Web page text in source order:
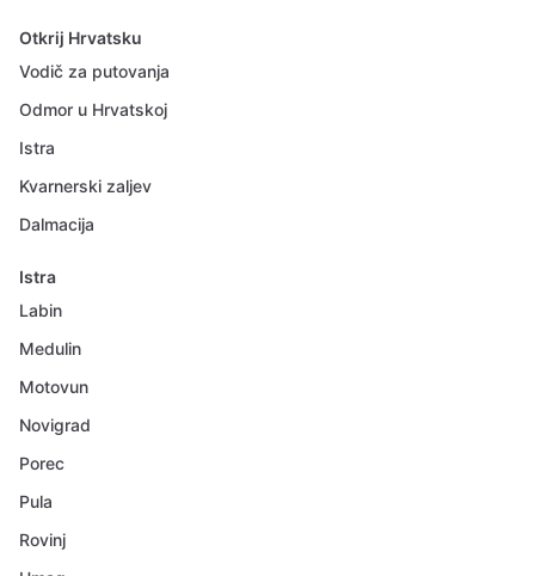
Otkrij Hrvatsku
Vodič za putovanja
Odmor u Hrvatskoj
Istra
Kvarnerski zaljev
Dalmacija
Istra
Labin
Medulin
Motovun
Novigrad
Porec
Pula
Rovinj